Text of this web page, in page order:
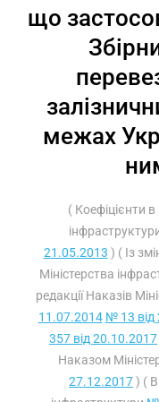
що
межах
( Коефіцієнти в
21.05.2013 ) ( Із
Міністерства
редакції Наказів
11.07.2014 № 13 від
357 від 20.10.2017
Наказом
27.12.2017) ( В